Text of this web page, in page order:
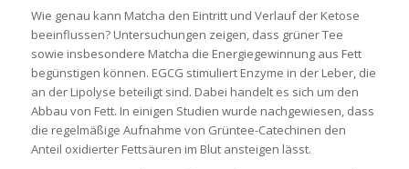
Wie genau kann Matcha den Eintritt und Verlauf der Ketose
beeinflussen? Untersuchungen zeigen, dass grüner Tee
sowie insbesondere Matcha die Energiegewinnung aus Fett
begünstigen können. EGCG stimuliert Enzyme in der Leber, die
an der Lipolyse beteiligt sind. Dabei handelt es sich um den
Abbau von Fett. In einigen Studien wurde nachgewiesen, dass
die regelmäßige Aufnahme von Grüntee-Catechinen den
Anteil oxidierter Fettsäuren im Blut ansteigen lässt.